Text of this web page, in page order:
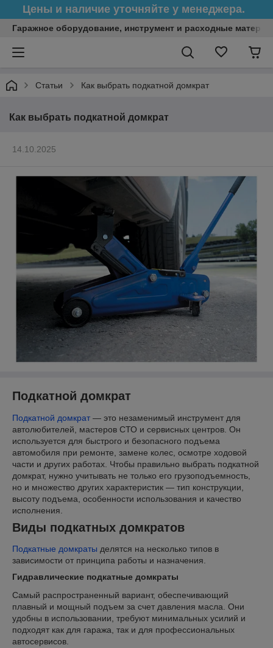
Цены и наличие уточняйте у менеджера.
Гаражное оборудование, инструмент и расходные
Статьи Как выбрать подкатной домкрат
Как выбрать подкатной домкрат
14.10.2025
Подкатной домкрат
Подкатной домкрат — это незаменимый инструмент для
автолюбителей, мастеров СТО и сервисных центров. Он
используется для быстрого и безопасного подъема
автомобиля при ремонте, замене колес, осмотре ходовой
части и других работах. Чтобы правильно выбрать подкатной
домкрат, нужно учитывать не только его грузоподъемность,
но и множество других характеристик — тип конструкции,
высоту подъема, особенности использования и качество
исполнения.
Виды подкатных домкратов
Подкатные домкраты делятся на несколько типов в
зависимости от принципа работы и назначения.
Гидравлические подкатные домкраты
Самый распространенный вариант, обеспечивающий
плавный и мощный подъем за счет давления масла. Они
удобны в использовании, требуют минимальных усилий и
подходят как для гаража, так и для профессиональных
автосервисов.